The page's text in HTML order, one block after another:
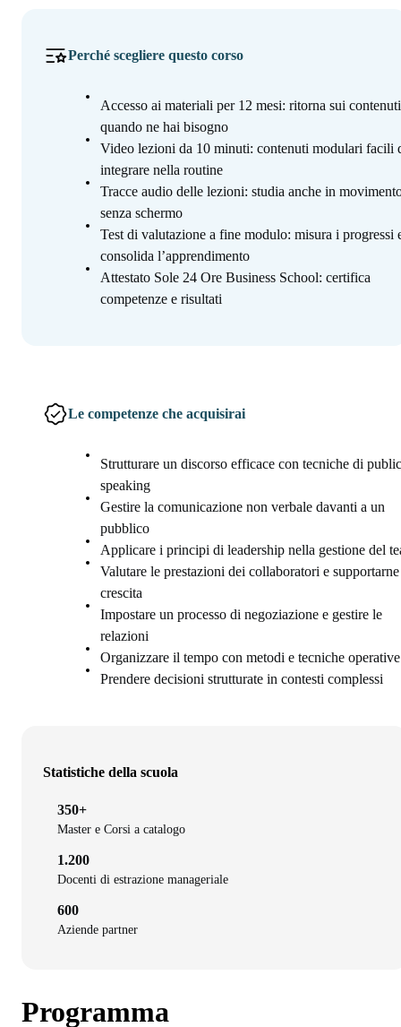
Perché scegliere questo corso
Accesso ai materiali per 12 mesi: ritorna sui contenuti
quando ne hai bisogno
Video lezioni da 10 minuti: contenuti modulari facili
integrare nella routine
Tracce audio delle lezioni: studia anche in
senza schermo
Test di valutazione a fine modulo: misura i progressi
consolida l’apprendimento
Attestato Sole 24 Ore Business School: certifica
competenze e risultati
Le competenze che acquisirai
Strutturare un discorso efficace con tecniche di public
speaking
Gestire la comunicazione non verbale davanti a un
pubblico
Applicare i principi di leadership nella gestione del
Valutare le prestazioni dei collaboratori e
crescita
Impostare un processo di negoziazione e gestire le
relazioni
Organizzare il tempo con metodi e tecniche operative
Prendere decisioni strutturate in contesti complessi
Statistiche della scuola
350+
Master e Corsi a catalogo
1.200
Docenti di estrazione manageriale
600
Aziende partner
Programma